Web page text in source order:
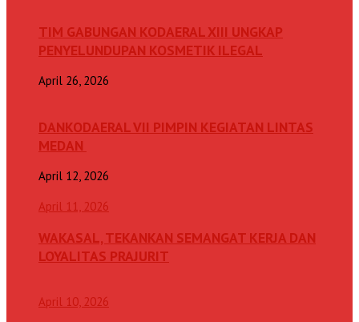
TIM GABUNGAN KODAERAL XIII UNGKAP
PENYELUNDUPAN KOSMETIK ILEGAL
April 26, 2026
DANKODAERAL VII PIMPIN KEGIATAN LINTAS
MEDAN
April 12, 2026
April 11, 2026
WAKASAL, TEKANKAN SEMANGAT KERJA DAN
LOYALITAS PRAJURIT
April 10, 2026